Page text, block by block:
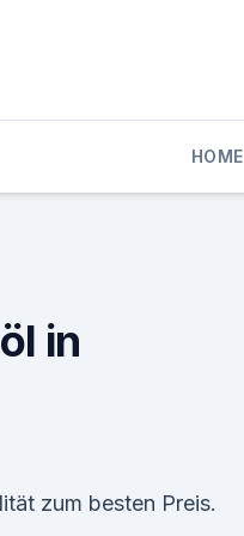
HOME
in
zum besten Preis.